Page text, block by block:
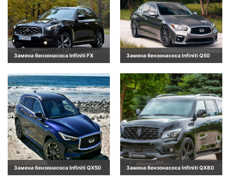
Замена бензонасоса Infiniti FX Замена бензонасоса Infiniti Q50
Замена бензонасоса Infiniti QX50 Замена бензонасоса Infiniti QX80